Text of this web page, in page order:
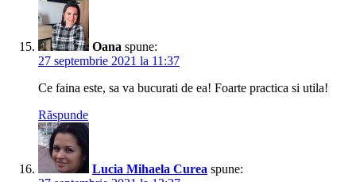
Oana spune:
27 septembrie 2021 la 11:37
Ce faina este, sa va bucurati de ea! Foarte practica si utila!
Răspunde
Lucia Mihaela Curea spune: